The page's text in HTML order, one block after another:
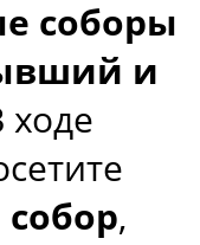
соборы
и
ходе
,